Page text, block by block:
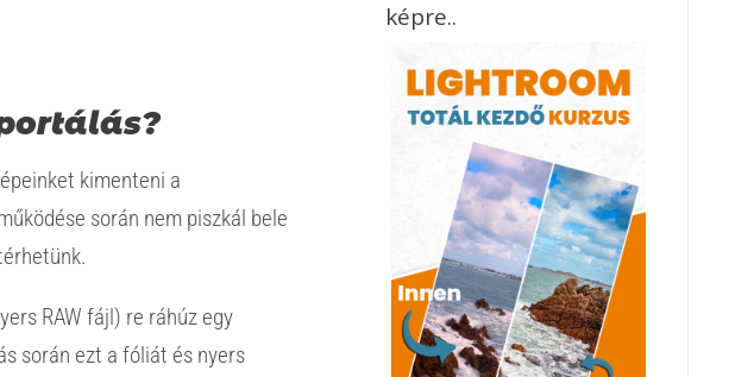
kimenteni a
során nem piszkál bele
RAW fájl) re ráhúz egy
során ezt a fóliát és nyers
képre..